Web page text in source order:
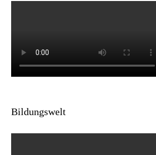
Bildungswelt